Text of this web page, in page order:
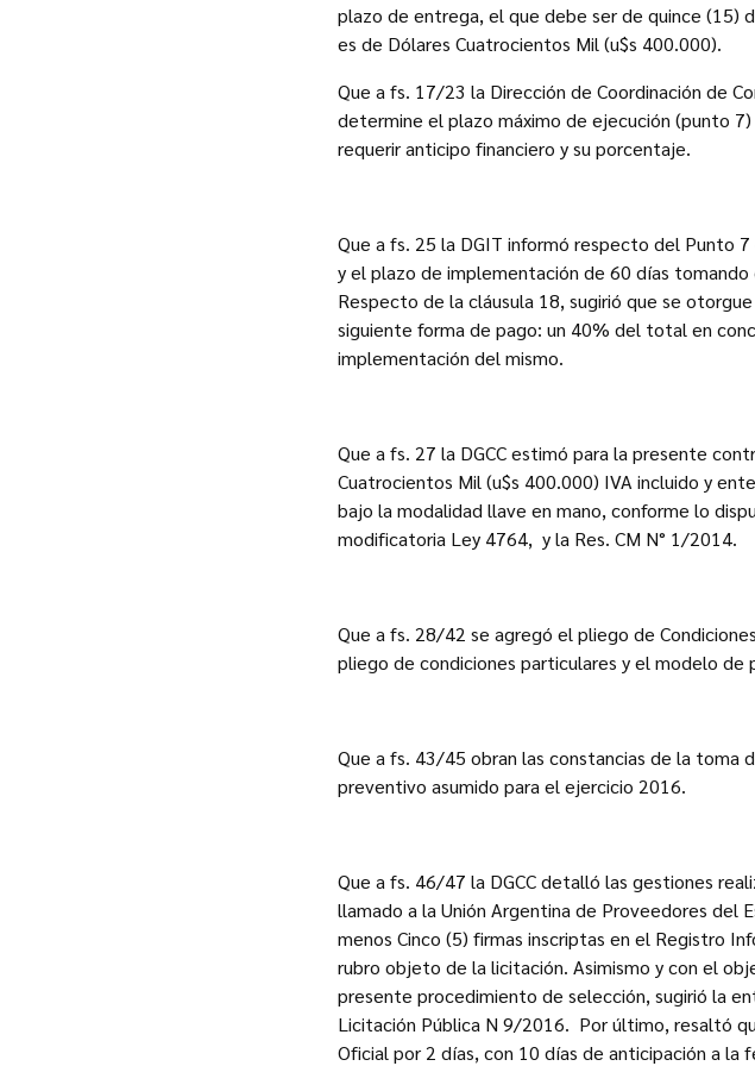
plazo de entrega, el que debe ser de quince (15)
es de Dólares Cuatrocientos Mil (u$s 400.000).
Que a fs. 17/23 la Dirección de Coordinación de
determine el plazo máximo de ejecución (punto
requerir anticipo financiero y su porcentaje.
Que a fs. 25 la DGIT informó respecto del Punto
y el plazo de implementación de 60 días
Respecto de la cláusula 18, sugirió que se
siguiente forma de pago: un 40% del total en
implementación del mismo.
Que a fs. 27 la DGCC estimó para la presente
Cuatrocientos Mil (u$s 400.000) IVA incluido y
bajo la modalidad llave en mano, conforme lo
modificatoria Ley 4764, y la Res. CM N° 1/2014.
Que a fs. 28/42 se agregó el pliego de
pliego de condiciones particulares y el modelo
Que a fs. 43/45 obran las constancias de la toma
preventivo asumido para el ejercicio 2016.
Que a fs. 46/47 la DGCC detalló las gestiones
llamado a la Unión Argentina de Proveedores del
menos Cinco (5) firmas inscriptas en el Registro
rubro objeto de la licitación. Asimismo y con el
presente procedimiento de selección, sugirió la
Licitación Pública N 9/2016. Por último, resaltó
Oficial por 2 días, con 10 días de anticipación a